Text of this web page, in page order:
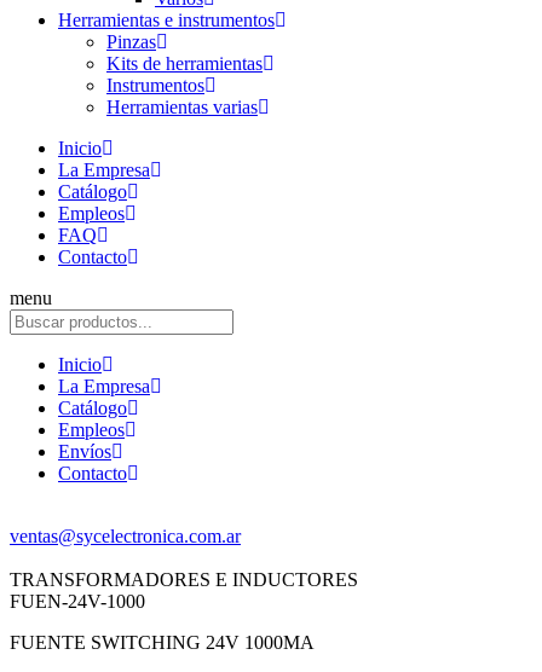
Herramientas e instrumentos
Pinzas
Kits de herramientas
Instrumentos
Herramientas varias
Inicio
La Empresa
Catálogo
Empleos
FAQ
Contacto
menu
Inicio
La Empresa
Catálogo
Empleos
Envíos
Contacto
ventas@sycelectronica.com.ar
TRANSFORMADORES E INDUCTORES
FUEN-24V-1000
FUENTE SWITCHING 24V 1000MA